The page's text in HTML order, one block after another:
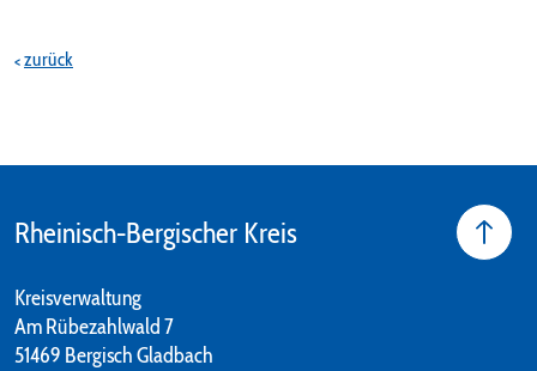
zurück
Rheinisch-Bergischer Kreis
Kreisverwaltung
Am Rübezahlwald 7
51469 Bergisch Gladbach